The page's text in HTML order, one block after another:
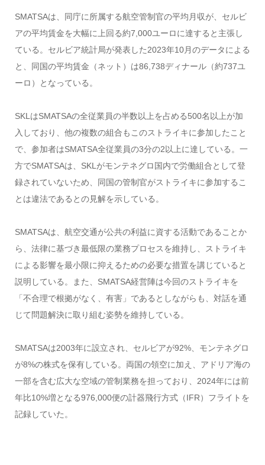
SMATSAは、同庁に所属する航空管制官の平均月収が、セルビ
アの平均賃金を大幅に上回る約7,000ユーロに達すると主張し
ている。セルビア統計局が発表した2023年10月のデータによる
と、同国の平均賃金（ネット）は86,738ディナール（約737ユ
ーロ）となっている。
SKLはSMATSAの全従業員の半数以上を占める500名以上が加
入しており、他の複数の組合もこのストライキに参加したこと
で、参加者はSMATSA全従業員の3分の2以上に達している。一
方でSMATSAは、SKLがモンテネグロ国内で労働組合として登
録されていないため、同国の管制官がストライキに参加するこ
とは違法であるとの見解を示している。
SMATSAは、航空交通が公共の利益に資する活動であることか
ら、法律に基づき最低限の業務プロセスを維持し、ストライキ
による影響を最小限に抑えるための必要な措置を講じていると
説明している。また、SMATSA経営陣は今回のストライキを
「不合理で根拠がなく、有害」であるとしながらも、対話を通
じて問題解決に取り組む姿勢を維持している。
SMATSAは2003年に設立され、セルビアが92%、モンテネグロ
が8%の株式を保有している。両国の領空に加え、アドリア海の
一部を含む広大な空域の管制業務を担っており、2024年には前
年比10%増となる976,000便の計器飛行方式（IFR）フライトを
記録していた。